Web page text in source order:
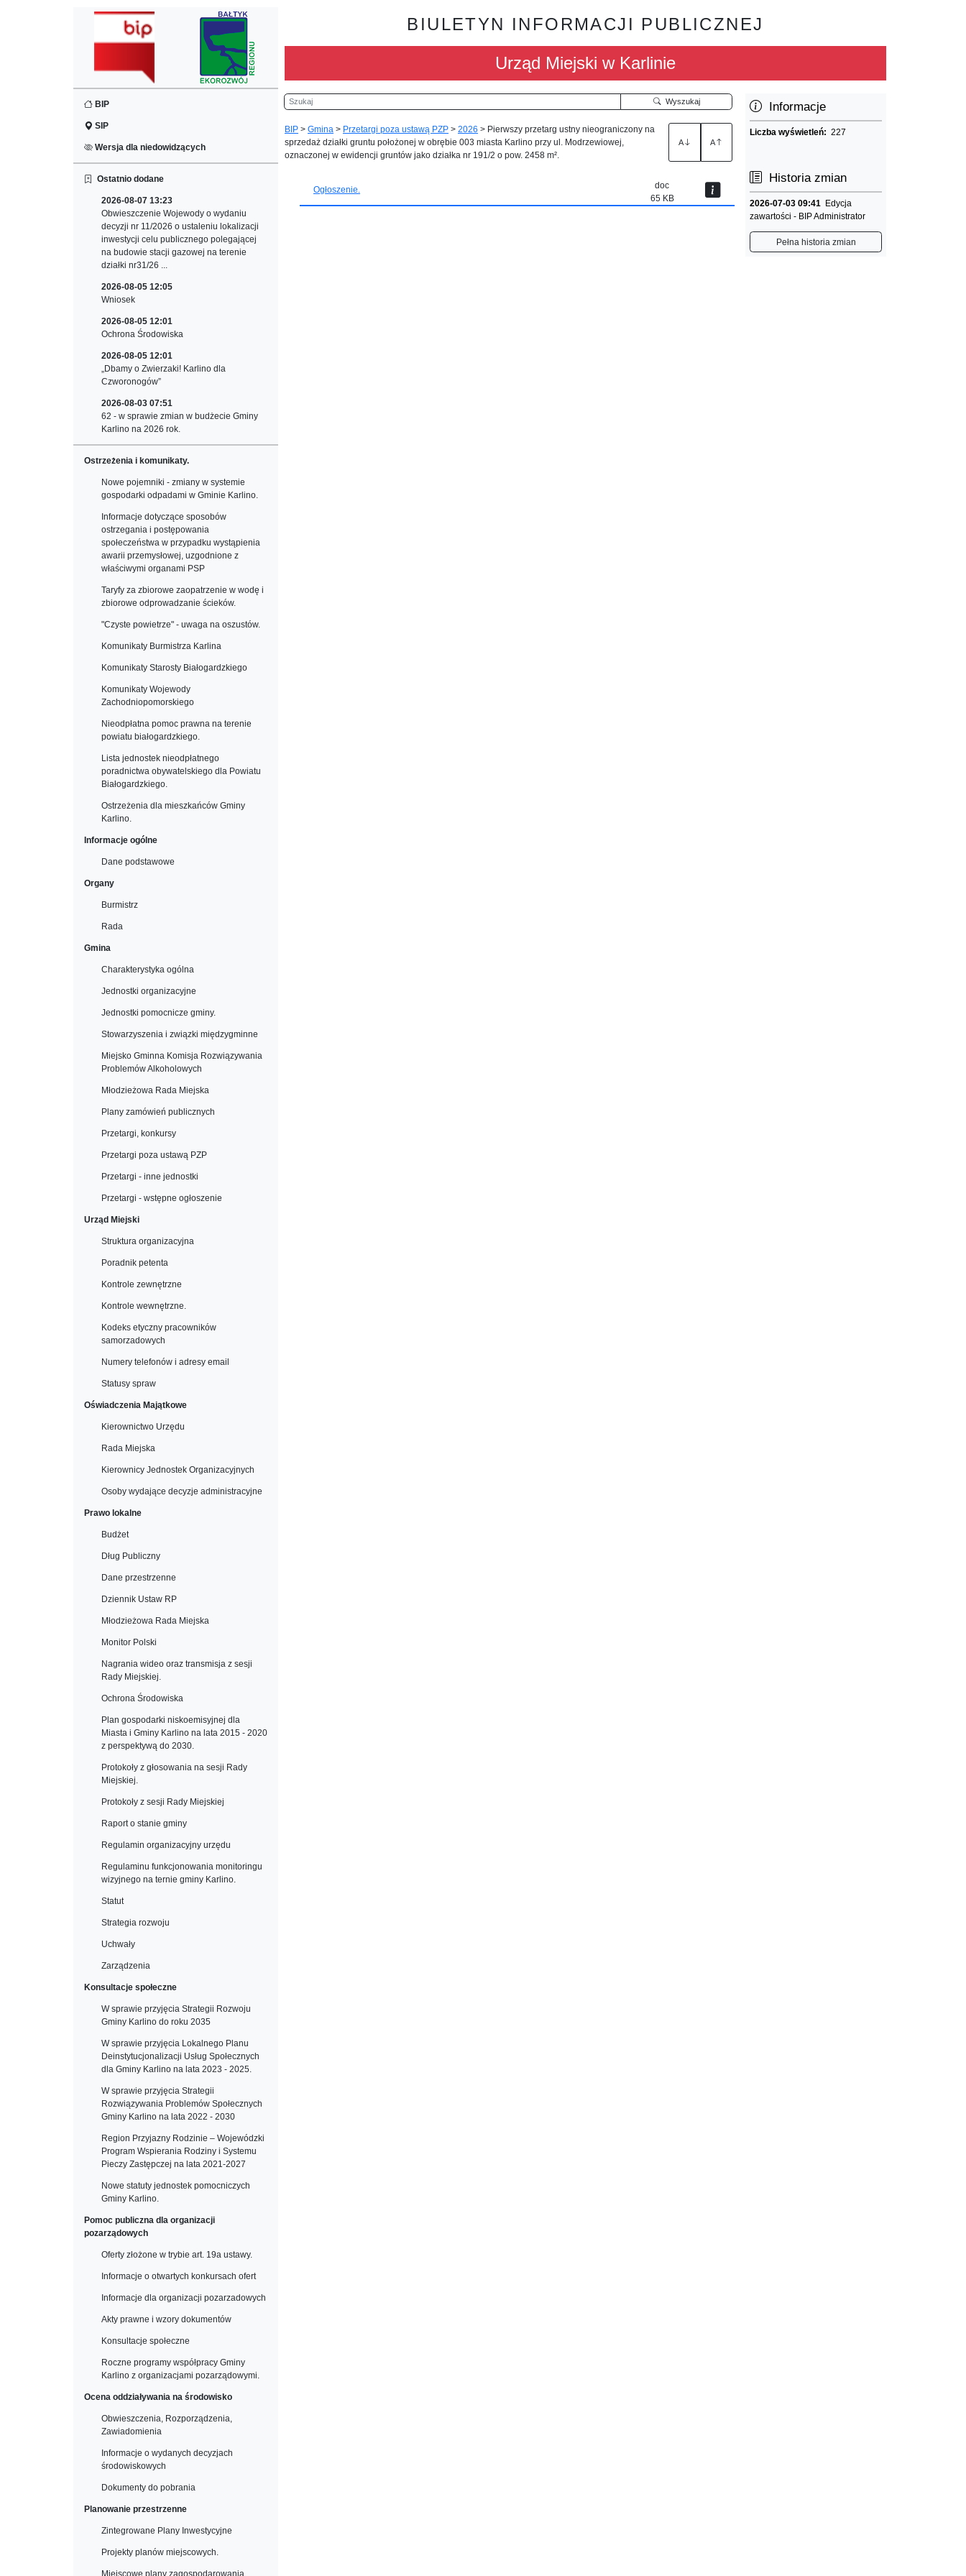
BIP
SIP
Wersja dla niedowidzących
Ostatnio dodane
2026-08-07 13:23
Obwieszczenie Wojewody o wydaniu
decyzji nr 11/2026 o ustaleniu lokalizacji
inwestycji celu publicznego polegającej
na budowie stacji gazowej na terenie
działki nr31/26 ...
2026-08-05 12:05
Wniosek
2026-08-05 12:01
Ochrona Środowiska
2026-08-05 12:01
„Dbamy o Zwierzaki! Karlino dla
Czworonogów”
2026-08-03 07:51
62 - w sprawie zmian w budżecie Gminy
Karlino na 2026 rok.
Ostrzeżenia i komunikaty.
Nowe pojemniki - zmiany w systemie
gospodarki odpadami w Gminie Karlino.
Informacje dotyczące sposobów
ostrzegania i postępowania
społeczeństwa w przypadku wystąpienia
awarii przemysłowej, uzgodnione z
właściwymi organami PSP
Taryfy za zbiorowe zaopatrzenie w wodę i
zbiorowe odprowadzanie ścieków.
"Czyste powietrze" - uwaga na oszustów.
Komunikaty Burmistrza Karlina
Komunikaty Starosty Białogardzkiego
Komunikaty Wojewody
Zachodniopomorskiego
Nieodpłatna pomoc prawna na terenie
powiatu białogardzkiego.
Lista jednostek nieodpłatnego
poradnictwa obywatelskiego dla Powiatu
Białogardzkiego.
Ostrzeżenia dla mieszkańców Gminy
Karlino.
Informacje ogólne
Dane podstawowe
Organy
Burmistrz
Rada
Gmina
Charakterystyka ogólna
Jednostki organizacyjne
Jednostki pomocnicze gminy.
Stowarzyszenia i związki międzygminne
Miejsko Gminna Komisja Rozwiązywania
Problemów Alkoholowych
Młodzieżowa Rada Miejska
Plany zamówień publicznych
Przetargi, konkursy
Przetargi poza ustawą PZP
Przetargi - inne jednostki
Przetargi - wstępne ogłoszenie
Urząd Miejski
Struktura organizacyjna
Poradnik petenta
Kontrole zewnętrzne
Kontrole wewnętrzne.
Kodeks etyczny pracowników
samorzadowych
Numery telefonów i adresy email
Statusy spraw
Oświadczenia Majątkowe
Kierownictwo Urzędu
Rada Miejska
Kierownicy Jednostek Organizacyjnych
Osoby wydające decyzje administracyjne
Prawo lokalne
Budżet
Dług Publiczny
Dane przestrzenne
Dziennik Ustaw RP
Młodzieżowa Rada Miejska
Monitor Polski
Nagrania wideo oraz transmisja z sesji
Rady Miejskiej.
Ochrona Środowiska
Plan gospodarki niskoemisyjnej dla
Miasta i Gminy Karlino na lata 2015 - 2020
z perspektywą do 2030.
Protokoły z głosowania na sesji Rady
Miejskiej.
Protokoły z sesji Rady Miejskiej
Raport o stanie gminy
Regulamin organizacyjny urzędu
Regulaminu funkcjonowania monitoringu
wizyjnego na ternie gminy Karlino.
Statut
Strategia rozwoju
Uchwały
Zarządzenia
Konsultacje społeczne
W sprawie przyjęcia Strategii Rozwoju
Gminy Karlino do roku 2035
W sprawie przyjęcia Lokalnego Planu
Deinstytucjonalizacji Usług Społecznych
dla Gminy Karlino na lata 2023 - 2025.
W sprawie przyjęcia Strategii
Rozwiązywania Problemów Społecznych
Gminy Karlino na lata 2022 - 2030
Region Przyjazny Rodzinie – Wojewódzki
Program Wspierania Rodziny i Systemu
Pieczy Zastępczej na lata 2021-2027
Nowe statuty jednostek pomocniczych
Gminy Karlino.
Pomoc publiczna dla organizacji
pozarządowych
Oferty złożone w trybie art. 19a ustawy.
Informacje o otwartych konkursach ofert
Informacje dla organizacji pozarzadowych
Akty prawne i wzory dokumentów
Konsultacje społeczne
Roczne programy współpracy Gminy
Karlino z organizacjami pozarządowymi.
Ocena oddziaływania na środowisko
Obwieszczenia, Rozporządzenia,
Zawiadomienia
Informacje o wydanych decyzjach
środowiskowych
Dokumenty do pobrania
Planowanie przestrzenne
Zintegrowane Plany Inwestycyjne
Projekty planów miejscowych.
Miejscowe plany zagospodarowania
BIULETYN INFORMACJI PUBLICZNEJ
Urząd Miejski w Karlinie
Szukaj Wyszukaj
BIP > Gmina > Przetargi poza ustawą PZP > 2026 > Pierwszy przetarg ustny nieograniczony na
sprzedaż działki gruntu położonej w obrębie 003 miasta Karlino przy ul. Modrzewiowej,
oznaczonej w ewidencji gruntów jako działka nr 191/2 o pow. 2458 m².
A A
Ogłoszenie.
doc
65 KB
Informacje
Liczba wyświetleń:227
Historia zmian
2026-07-03 09:41 Edycja
zawartości - BIP Administrator
Pełna historia zmian